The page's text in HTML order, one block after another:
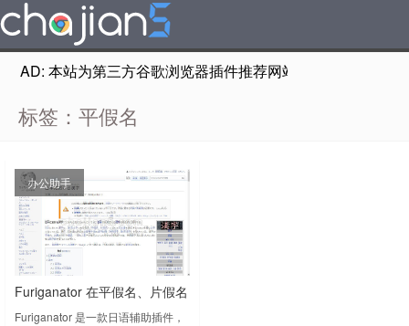
AD: 本站为第三方谷歌浏览器插件推荐网站，非Google
标签：平假名
办公助手
Furiganator 在平假名、片假名
或罗马字中插入假名
Furiganator 是一款日语辅助插件，